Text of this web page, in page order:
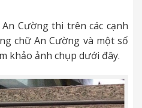
Cường thi trên các cạnh
chữ An Cường và một số
khảo ảnh chụp dưới đây.